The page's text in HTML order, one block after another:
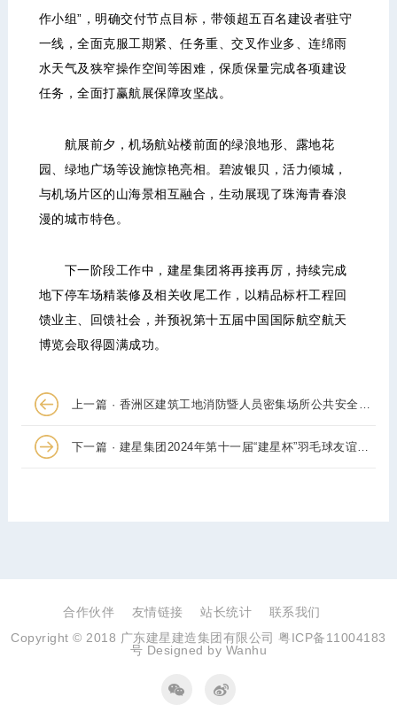
作小组”，明确交付节点目标，带领超五百名建设者驻守
一线，全面克服工期紧、任务重、交叉作业多、连绵雨
水天气及狭窄操作空间等困难，保质保量完成各项建设
任务，全面打赢航展保障攻坚战。
航展前夕，机场航站楼前面的绿浪地形、露地花
园、绿地广场等设施惊艳亮相。碧波银贝，活力倾城，
与机场片区的山海景相互融合，生动展现了珠海青春浪
漫的城市特色。
下一阶段工作中，建星集团将再接再厉，持续完成
地下停车场精装修及相关收尾工作，以精品标杆工程回
馈业主、回馈社会，并预祝第十五届中国国际航空航天
博览会取得圆满成功。
上一篇 · 香洲区建筑工地消防暨人员密集场所公共安全应急演练交流会在我司项目顺利召开
下一篇 · 建星集团2024年第十一届“建星杯”羽毛球友谊赛火热开赛
合作伙伴 友情链接 站长统计
联系我们
Copyright © 2018 广东建星建造集团有限公司粤ICP备11004183
号 Designed by Wanhu